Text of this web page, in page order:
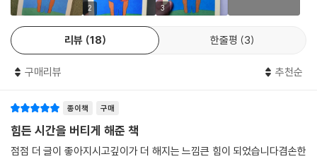
있다.
2 3
리뷰 18 한줄평 3
구매리뷰 추천순
종이책 구매
힘든 시간을 버티게 해준 책
점점 더 글이 좋아지시고깊이가 더 해지는 느낌큰 힘이 되었습니다겸손한